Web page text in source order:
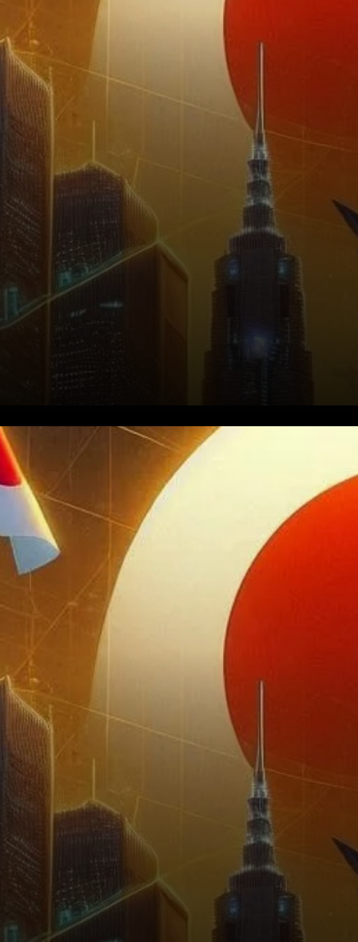
L’adoption potentielle d’une
CBDC par le Japon d’ici 2030
suscite l’excitation parmi les
partisans de XRP, tout en
alimentant des…